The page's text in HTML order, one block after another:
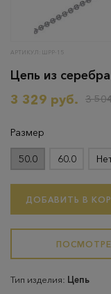
АРТИКУЛ: ШРР-15
Цепь из
3 329 руб.
3
Размер
50.0 60.0
ДОБАВИТЬ В
Тип изделия: Цепь